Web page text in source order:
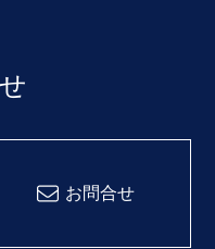
お問合せ